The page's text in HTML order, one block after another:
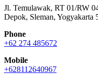
Jl. Temulawak, RT 01/RW
Depok, Sleman, Yogyakarta
Phone
+62 274 485672
Mobile
+628112640967